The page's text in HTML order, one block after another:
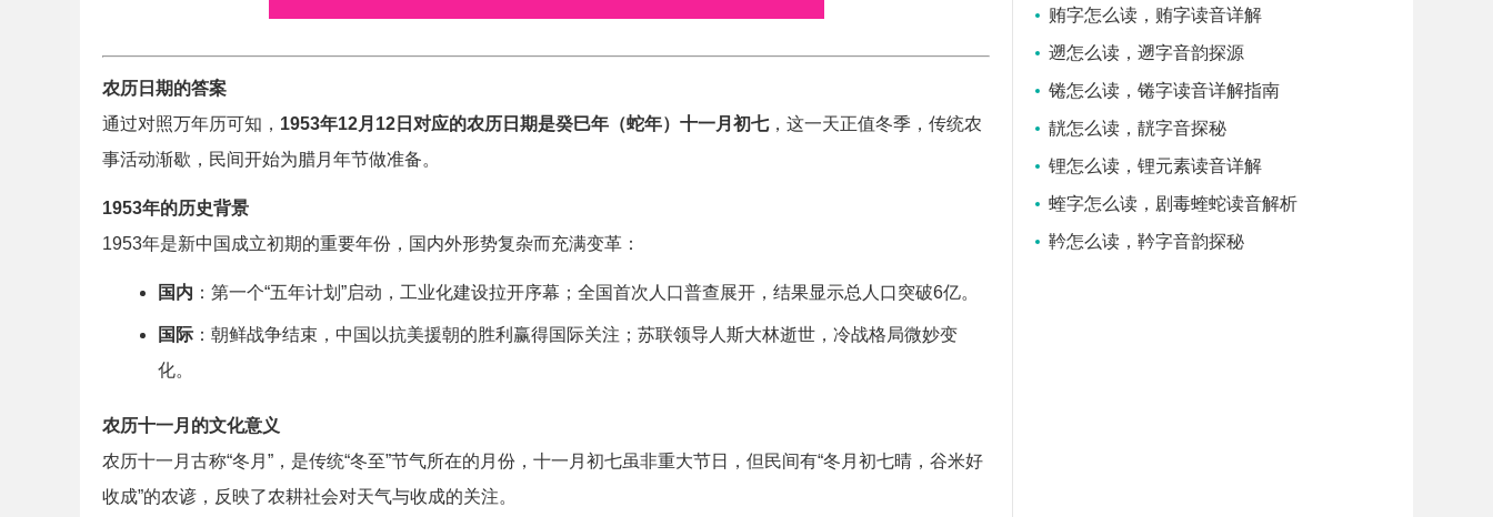
农历日期的答案
通过对照万年历可知， 1953年12月12日对应的农历日期是癸巳年（蛇年）十一月初七，这一天正值冬季，传统农
事活动渐歇，民间开始为腊月年节做准备。
1953年的历史背景
1953年是新中国成立初期的重要年份，国内外形势复杂而充满变革：
国内 ：第一个“五年计划”启动，工业化建设拉开序幕；全国首次人口普查展开，结果显示总人口突破6亿。
国际 ：朝鲜战争结束，中国以抗美援朝的胜利赢得国际关注；苏联领导人斯大林逝世，冷战格局微妙变
化。
农历十一月的文化意义
农历十一月古称“冬月”，是传统“冬至”节气所在的月份，十一月初七虽非重大节日，但民间有“冬月初七晴，谷米好
收成”的农谚，反映了农耕社会对天气与收成的关注。
贿字怎么读，贿字读音详解
遡怎么读，遡字音韵探源
锩怎么读，锩字读音详解指南
靗怎么读，靗字音探秘
锂怎么读，锂元素读音详解
蝰字怎么读，剧毒蝰蛇读音解析
靲怎么读，靲字音韵探秘